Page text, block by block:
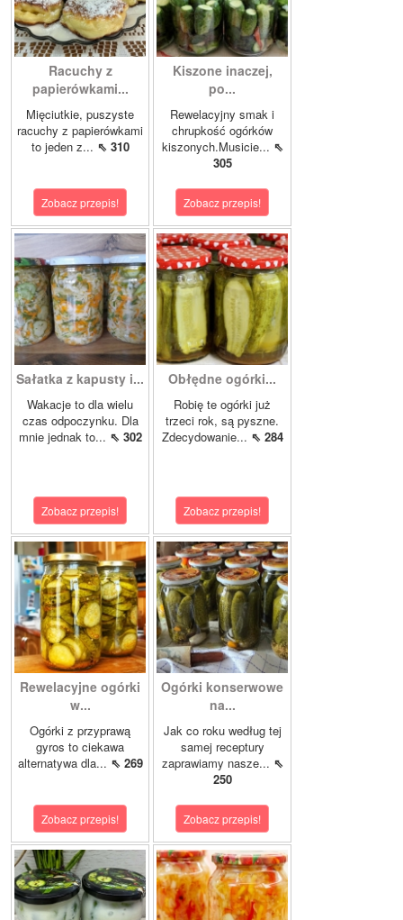
Racuchy z
papierówkami...
Mięciutkie, puszyste
racuchy z papierówkami
to jeden z... ⇖ 310
Zobacz przepis!
Kiszone inaczej,
po...
Rewelacyjny smak i
chrupkość ogórków
kiszonych.Musicie... ⇖
305
Zobacz przepis!
Sałatka z kapusty i...
Wakacje to dla wielu
czas odpoczynku. Dla
mnie jednak to... ⇖ 302
Zobacz przepis!
Obłędne ogórki...
Robię te ogórki już
trzeci rok, są pyszne.
Zdecydowanie... ⇖ 284
Zobacz przepis!
Rewelacyjne ogórki
w...
Ogórki z przyprawą
gyros to ciekawa
alternatywa dla... ⇖ 269
Zobacz przepis!
Ogórki konserwowe
na...
Jak co roku według tej
samej receptury
zaprawiamy nasze... ⇖
250
Zobacz przepis!